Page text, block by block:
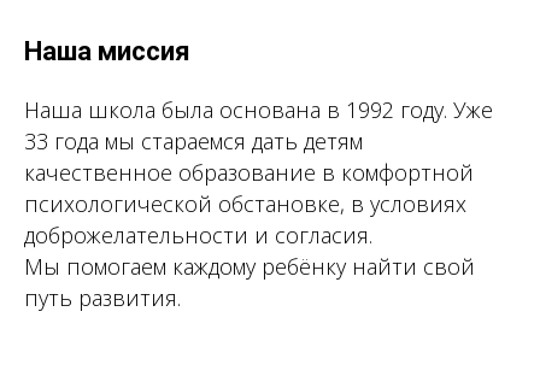
Наша миссия
Наша школа была основана в 1992 году. Уже
33 года мы стараемся дать детям
качественное образование в комфортной
психологической обстановке, в условиях
доброжелательности и согласия.
Мы помогаем каждому ребёнку найти свой
путь развития.